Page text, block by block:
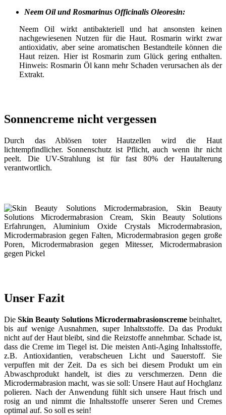
Neem Oil und Rosmarinus Officinalis Oleoresin:
Neem Oil wirkt antibakteriell und hat ansonsten keinen
nachgewiesenen Nutzen für die Haut. Rosmarin wirkt zwar
antioxidativ, aber seine aromatischen Bestandteile können die
Haut reizen. Hier ist Rosmarin zum Glück gering enthalten.
Hinweis: Rosmarin Öl kann mehr Schaden verursachen als der
Extrakt.
Sonnencreme nicht vergessen
Durch das Ablösen toter Hautzellen wird die Haut
lichtempfindlicher. Sonnenschutz ist Pflicht, auch wenn ihr nicht
peelt. Die UV-Strahlung ist für fast 80% der Hautalterung
verantwortlich.
Unser Fazit
Die Skin Beauty Solutions Microdermabrasionscreme beinhaltet,
bis auf wenige Ausnahmen, super Inhaltsstoffe. Da das Produkt
nicht auf der Haut bleibt, sind die Reizstoffe annehmbar. Schade ist,
dass die Creme im Tiegel ist. Die meisten Anti-Aging Inhaltsstoffe,
z.B. Antioxidantien, verabscheuen Licht und Sauerstoff. Sie
verpuffen mit der Zeit. Da es sich bei diesem Produkt um ein
Abwaschprodukt handelt, ist dies zu verschmerzen. Denn die
Microdermabrasion macht, was sie soll: Unsere Haut auf Hochglanz
polieren. Nach der Anwendung fühlt sich unsere Haut frisch und
rosig an und nimmt die Inhaltsstoffe unserer Seren und Cremes
optimal auf. So soll es sein!